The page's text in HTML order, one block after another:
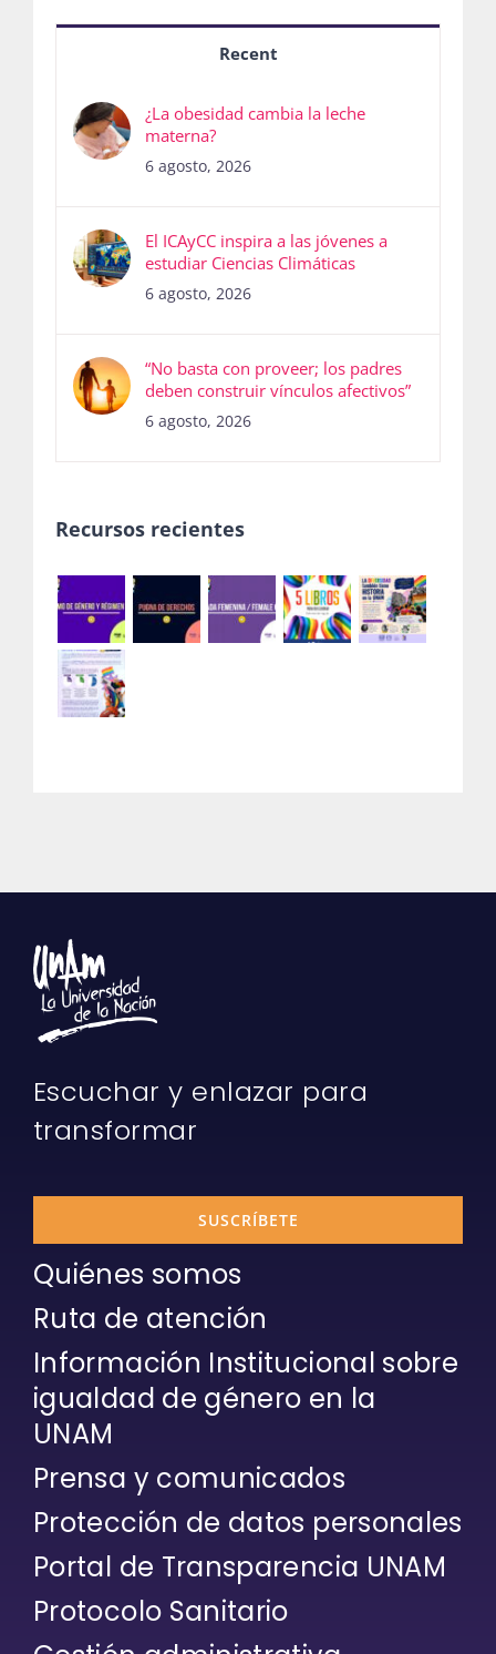
Recent
¿La obesidad cambia la leche
materna?
6 agosto, 2026
El ICAyCC inspira a las jóvenes a
estudiar Ciencias Climáticas
6 agosto, 2026
“No basta con proveer; los padres
deben construir vínculos afectivos”
6 agosto, 2026
Recursos recientes
Escuchar y enlazar para
transformar
SUSCRÍBETE
Quiénes somos
Ruta de atención
Información Institucional sobre
igualdad de género en la
UNAM
Prensa y comunicados
Protección de datos personales
Portal de Transparencia UNAM
Protocolo Sanitario